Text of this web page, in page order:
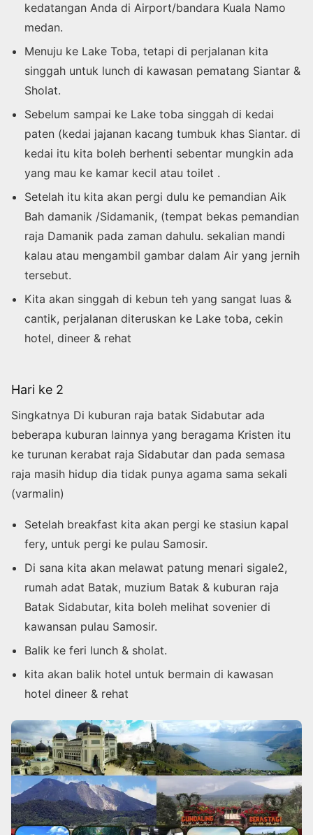
kedatangan Anda di Airport/bandara Kuala Namo
medan.
Menuju ke Lake Toba, tetapi di perjalanan kita
singgah untuk lunch di kawasan pematang Siantar &
Sholat.
Sebelum sampai ke Lake toba singgah di kedai
paten (kedai jajanan kacang tumbuk khas Siantar. di
kedai itu kita boleh berhenti sebentar mungkin ada
yang mau ke kamar kecil atau toilet .
Setelah itu kita akan pergi dulu ke pemandian Aik
Bah damanik /Sidamanik, (tempat bekas pemandian
raja Damanik pada zaman dahulu. sekalian mandi
kalau atau mengambil gambar dalam Air yang jernih
tersebut.
Kita akan singgah di kebun teh yang sangat luas &
cantik, perjalanan diteruskan ke Lake toba, cekin
hotel, dineer & rehat
Hari ke 2
Singkatnya Di kuburan raja batak Sidabutar ada
beberapa kuburan lainnya yang beragama Kristen itu
ke turunan kerabat raja Sidabutar dan pada semasa
raja masih hidup dia tidak punya agama sama sekali
(varmalin)
Setelah breakfast kita akan pergi ke stasiun kapal
fery, untuk pergi ke pulau Samosir.
Di sana kita akan melawat patung menari sigale2,
rumah adat Batak, muzium Batak & kuburan raja
Batak Sidabutar, kita boleh melihat sovenier di
kawansan pulau Samosir.
Balik ke feri lunch & sholat.
kita akan balik hotel untuk bermain di kawasan
hotel dineer & rehat